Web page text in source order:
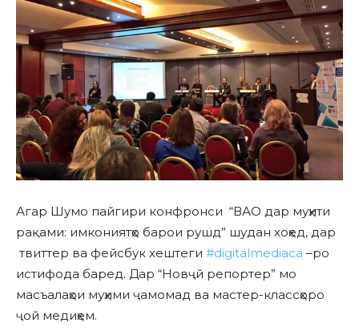
Агар Шумо пайгири конфронси “ВАО дар муҳити
рақами: имкониятҳо барои рушд” шудан хоҳед, дар
твиттер ва фейсбук хештеги #digitalmediaca –ро
истифода баред. Дар “Новҷй репортер” мо
масъалаҳои муҳими ҷамомад ва мастер-классҳоро
ҷой медиҳем.